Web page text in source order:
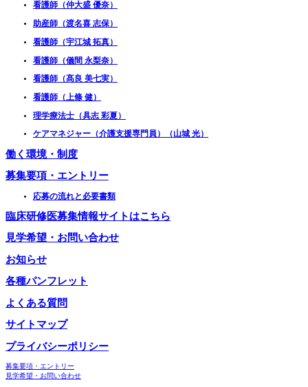
看護師（仲大盛 優奈）
助産師（渡名喜 志保）
看護師（宇江城 拓真）
看護師（儀間 永梨奈）
看護師（髙良 美七実）
看護師（上條 健）
理学療法士（具志 彩夏）
ケアマネジャー（介護支援専門員）（山城 光）
働く環境・制度
募集要項・エントリー
応募の流れと必要書類
臨床研修医募集情報サイトはこちら
見学希望・お問い合わせ
お知らせ
各種パンフレット
よくある質問
サイトマップ
プライバシーポリシー
募集要項・エントリー
見学希望・お問い合わせ